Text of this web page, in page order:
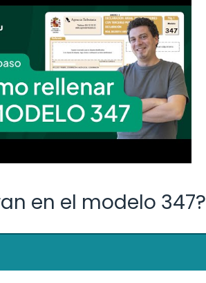
en el modelo 347?